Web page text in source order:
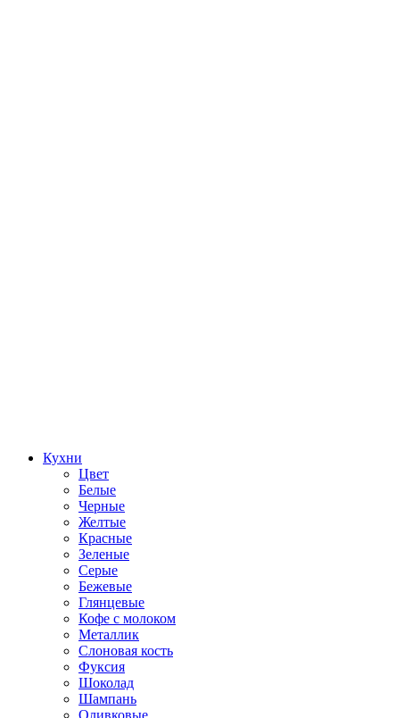
Кухни
Цвет
Белые
Черные
Желтые
Красные
Зеленые
Серые
Бежевые
Глянцевые
Кофе с молоком
Металлик
Слоновая кость
Фуксия
Шоколад
Шампань
Оливковые